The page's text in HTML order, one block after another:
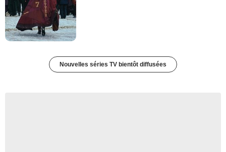
Nouvelles séries TV bientôt diffusées